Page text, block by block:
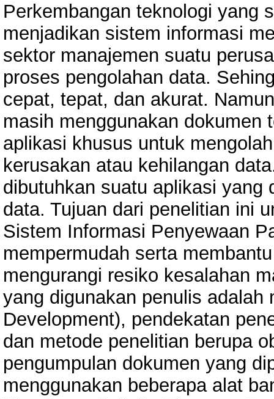
Perkembangan teknologi yang
menjadikan sistem informasi
sektor manajemen suatu
proses pengolahan data.
cepat, tepat, dan akurat.
masih menggunakan dokumen
aplikasi khusus untuk
kerusakan atau kehilangan
dibutuhkan suatu aplikasi yang
data. Tujuan dari penelitian ini
Sistem Informasi Penyewaan
mempermudah serta
mengurangi resiko kesalahan
yang digunakan penulis adalah
Development), pendekatan
dan metode penelitian berupa
pengumpulan dokumen yang
menggunakan beberapa alat